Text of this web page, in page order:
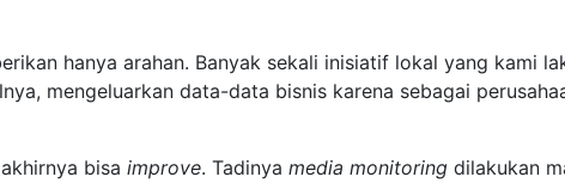
hanya arahan. Banyak sekali inisiatif lokal yang kami
mengeluarkan data-data bisnis karena sebagai
akhirnya bisa improve. Tadinya media monitoring dilakukan